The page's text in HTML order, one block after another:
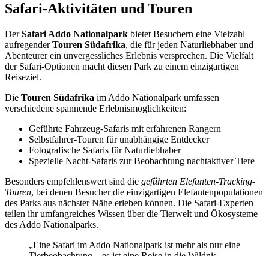
Safari-Aktivitäten und Touren
DerSafari Addo Nationalpark bietet Besuchern eine Vielzahl
aufregenderTouren Südafrika, die für jeden Naturliebhaber und
Abenteurer ein unvergessliches Erlebnis versprechen. Die Vielfalt
der Safari-Optionen macht diesen Park zu einem einzigartigen
Reiseziel.
Die Touren Südafrika im Addo Nationalpark umfassen
verschiedene spannende Erlebnismöglichkeiten:
Geführte Fahrzeug-Safaris mit erfahrenen Rangern
Selbstfahrer-Touren für unabhängige Entdecker
Fotografische Safaris für Naturliebhaber
Spezielle Nacht-Safaris zur Beobachtung nachtaktiver Tiere
Besonders empfehlenswert sind die geführten Elefanten-Tracking-
Touren, bei denen Besucher die einzigartigen Elefantenpopulationen
des Parks aus nächster Nähe erleben können. Die Safari-Experten
teilen ihr umfangreiches Wissen über die Tierwelt und Ökosysteme
des Addo Nationalparks.
„Eine Safari im Addo Nationalpark ist mehr als nur eine